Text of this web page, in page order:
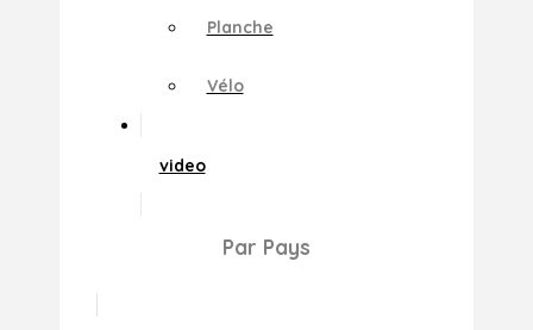
Planche
Vélo
video
Par Pays